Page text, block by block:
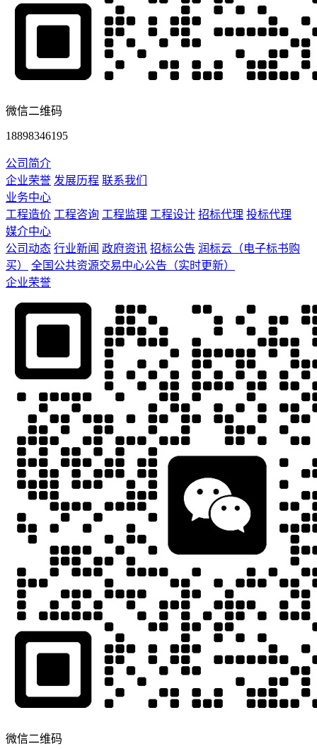
微信二维码
18898346195
公司简介
企业荣誉 发展历程 联系我们
业务中心
工程造价 工程咨询 工程监理 工程设计 招标代理 投标代理
媒介中心
公司动态 行业新闻 政府资讯 招标公告 润标云（电子标书购
买）
全国公共资源交易中心公告（实时更新）
企业荣誉
微信二维码